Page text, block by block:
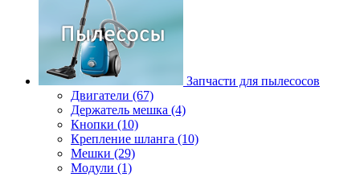
Запчасти для пылесосов
Двигатели (67)
Держатель мешка (4)
Кнопки (10)
Крепление шланга (10)
Мешки (29)
Модули (1)